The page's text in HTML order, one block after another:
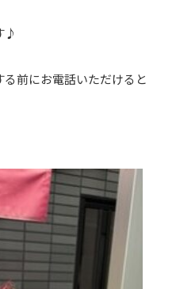
♪
前にお電話いただけると